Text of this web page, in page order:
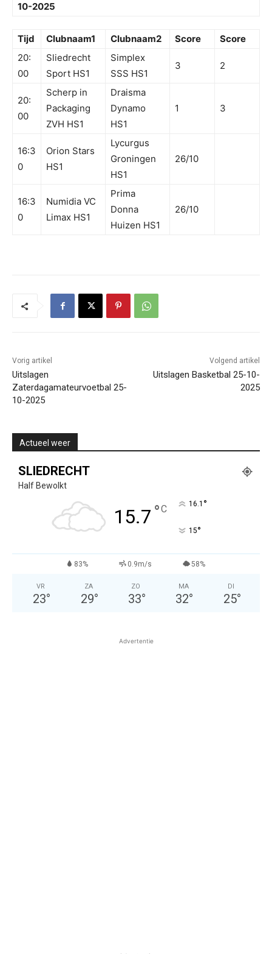
10-2025
Tijd Clubnaam1 Clubnaam2 Score
Score
20:
00
Sliedrecht
Sport HS1
Simplex
SSS HS1
3 2
20:
00
Scherp in
Packaging
ZVH HS1
Draisma
Dynamo
HS1
1 3
16:3
0
Orion Stars
HS1
Lycurgus
Groningen
HS1
26/10
16:3
0
Numidia VC
Limax HS1
Prima
Donna
Huizen HS1
26/10
Vorig artikel
Uitslagen
Zaterdagamateurvoetbal 25-
10-2025
Volgend artikel
Uitslagen Basketbal 25-10-
2025
Actueel weer
SLIEDRECHT
Half Bewolkt
15.7 °C 16.1 °
15°
83% 0.9m/s 58%
VR
23°
ZA
29°
ZO
33°
MA
32°
DI
25°
Advertentie